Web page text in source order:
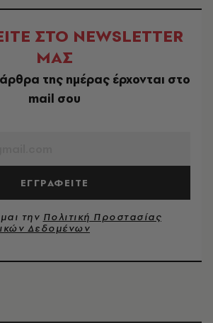
ΣΤΟ NEWSLETTER
ΜΑΣ
της ημέρας έρχονται στο
mail σου
ΕΓΓΡΑΦΕΙΤΕ
την Πολιτική Προστασίας
Δεδομένων